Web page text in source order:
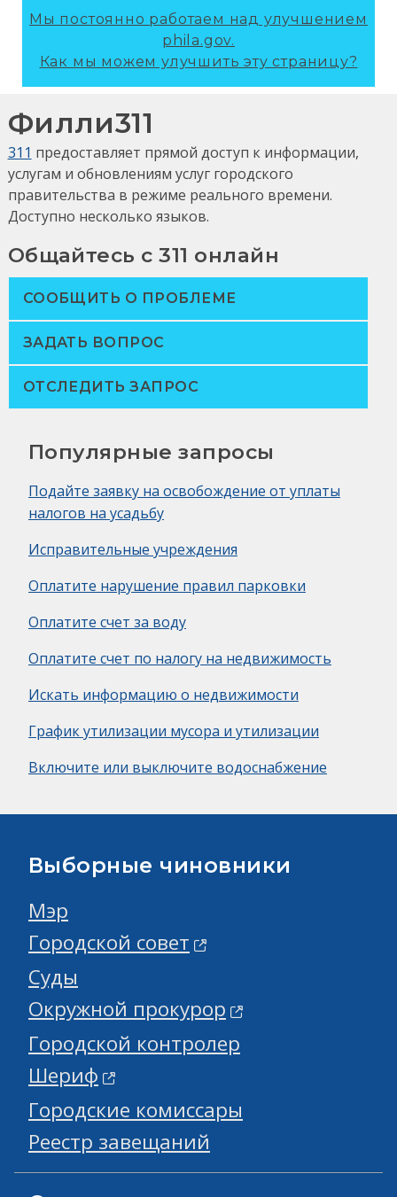
Мы постоянно работаем над улучшением
phila.gov.
Как мы можем улучшить эту страницу?
Филли311
311 предоставляет прямой доступ к информации,
услугам и обновлениям услуг городского
правительства в режиме реального времени.
Доступно несколько языков.
Общайтесь с 311 онлайн
СООБЩИТЬ О ПРОБЛЕМЕ
ЗАДАТЬ ВОПРОС
ОТСЛЕДИТЬ ЗАПРОС
Популярные запросы
Подайте заявку на освобождение от уплаты
налогов на усадьбу
Исправительные учреждения
Оплатите нарушение правил парковки
Оплатите счет за воду
Оплатите счет по налогу на недвижимость
Искать информацию о недвижимости
График утилизации мусора и утилизации
Включите или выключите водоснабжение
Выборные чиновники
Мэр
Городской совет
Суды
Окружной прокурор
Городской контролер
Шериф
Городские комиссары
Реестр завещаний